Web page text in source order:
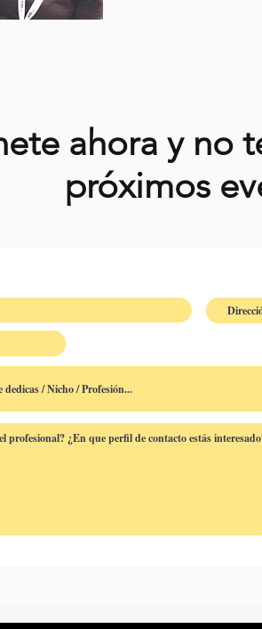
ahora y no
próximos